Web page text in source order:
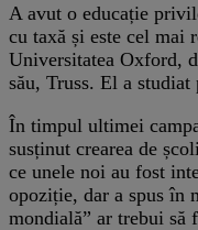
A avut o educație
cu taxă și este cel mai
Universitatea Oxford,
său, Truss. El a
În timpul ultimei
susținut crearea de
ce unele noi au fost
opoziție, dar a spus în
mondială” ar trebui să